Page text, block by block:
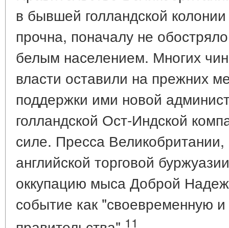
в бывшей голландской
прочна, поначалу не
белым населением. Многих
власти оставили на прежних
поддержки ими новой
голландской Ост-Индской
силе. Пресса
английской торговой
оккупацию мыса Доброй
событие как "своевременную
11